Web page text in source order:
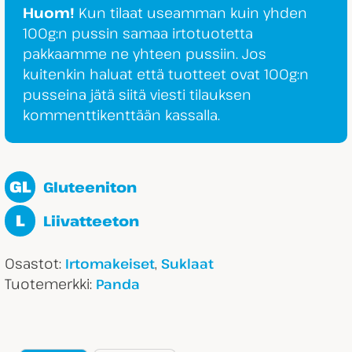
Huom! Kun tilaat useamman kuin yhden
100g:n pussin samaa irtotuotetta
pakkaamme ne yhteen pussiin. Jos
kuitenkin haluat että tuotteet ovat 100g:n
pusseina jätä siitä viesti tilauksen
kommenttikenttään kassalla.
GL Gluteeniton
L Liivatteeton
Osastot: Irtomakeiset, Suklaat
Tuotemerkki: Panda